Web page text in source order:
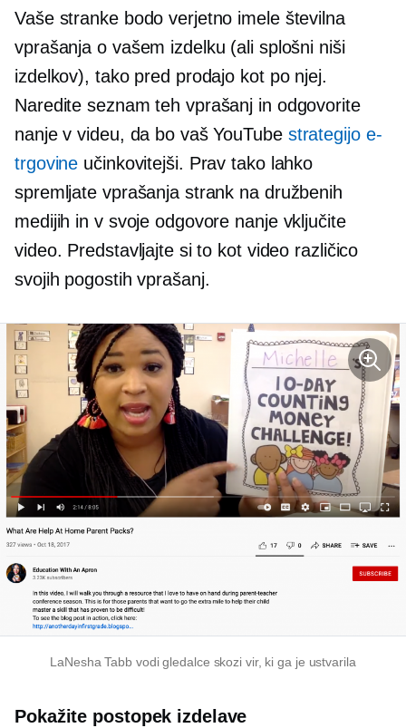
Vaše stranke bodo verjetno imele številna
vprašanja o vašem izdelku (ali splošni niši
izdelkov), tako pred prodajo kot po njej.
Naredite seznam teh vprašanj in odgovorite
nanje v videu, da bo vaš YouTube strategijo e-
trgovine učinkovitejši. Prav tako lahko
spremljate vprašanja strank na družbenih
medijih in v svoje odgovore nanje vključite
video. Predstavljajte si to kot video različico
svojih pogostih vprašanj.
LaNesha Tabb vodi gledalce skozi vir, ki ga je ustvarila
Pokažite postopek izdelave